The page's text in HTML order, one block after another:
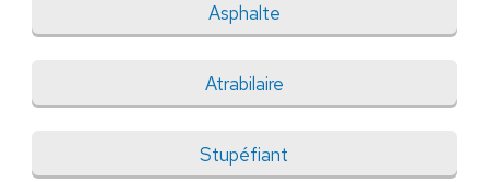
Asphalte
Atrabilaire
Stupéfiant